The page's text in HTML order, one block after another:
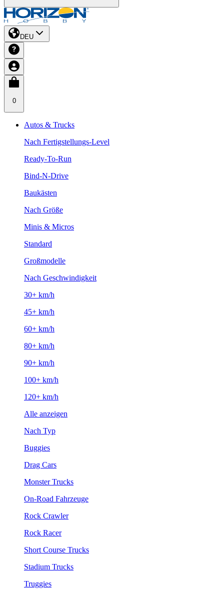
DEU
0
Autos & Trucks
Nach Fertigstellungs-Level
Ready-To-Run
Bind-N-Drive
Baukästen
Nach Größe
Minis & Micros
Standard
Großmodelle
Nach Geschwindigkeit
30+ km/h
45+ km/h
60+ km/h
80+ km/h
90+ km/h
100+ km/h
120+ km/h
Alle anzeigen
Nach Typ
Buggies
Drag Cars
Monster Trucks
On-Road Fahrzeuge
Rock Crawler
Rock Racer
Short Course Trucks
Stadium Trucks
Truggies